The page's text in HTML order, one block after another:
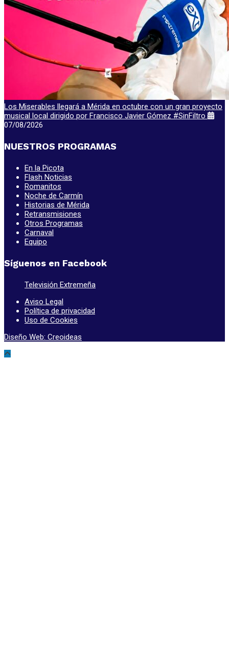
Los Miserables llegará a Mérida en octubre con un gran proyecto
musical local dirigido por Francisco Javier Gómez #SinFiltro
07/08/2026
NUESTROS PROGRAMAS
En la Picota
Flash Noticias
Romanitos
Noche de Carmín
Historias de Mérida
Retransmisiones
Otros Programas
Carnaval
Equipo
Síguenos en Facebook
Televisión Extremeña
Aviso Legal
Política de privacidad
Uso de Cookies
Diseño Web: Creoideas